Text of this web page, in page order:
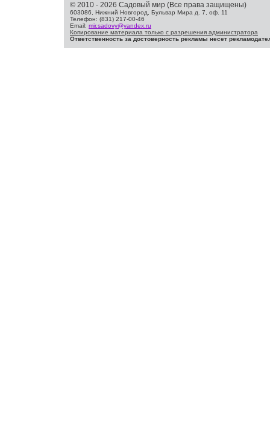
© 2010 - 2026 Садовый мир (Все права защищены)
603086, Нижний Новгород, Бульвар Мира д. 7, оф. 11
Телефон: (831) 217-00-46
Email: mir.sadovy@yandex.ru
Копирование материала только с разрешения администратора
Ответственность за достоверность рекламы несет